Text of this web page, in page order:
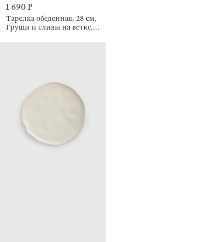
1 690 ₽
Тарелка обеденная, 28 см,
Груши и сливы на ветке,